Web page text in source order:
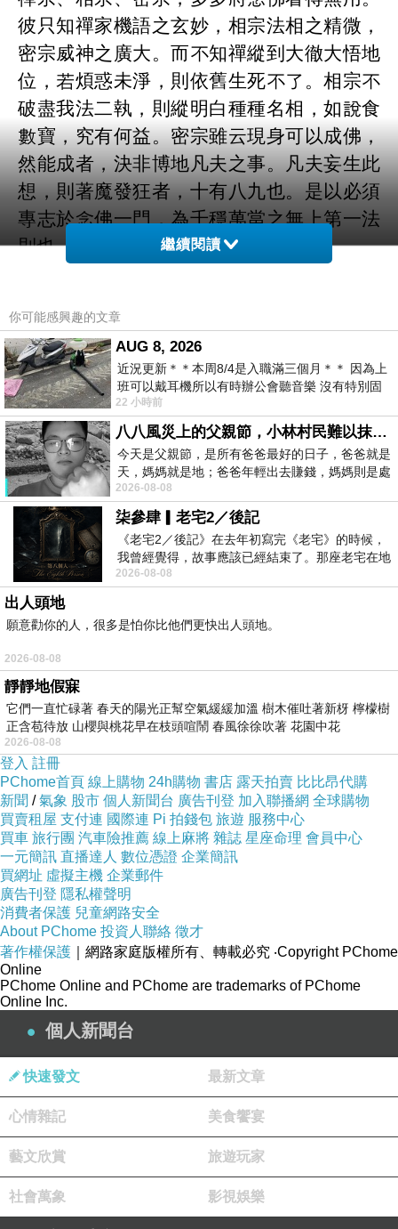
彼只知禪家機語之玄妙，相宗法相之精微，
密宗威神之廣大。而不知禪縱到大徹大悟地
位，若煩惑未淨，則依舊生死不了。相宗不
破盡我法二執，則縱明白種種名相，如說食
數寶，究有何益。密宗雖云現身可以成佛，
然能成者，決非博地凡夫之事。凡夫妄生此
想，則著魔發狂者，十有八九也。是以必須
專志於念佛一門，為千穩萬當之無上第一法
則也。（續）復姚維一書
譯文：近來的人常常好高騖遠，稍微有一點
聰明，便學禪宗、相宗、密宗，大多將唸佛
看作無用。他只知道禪家機語的玄妙，相宗
法相的精微，密宗威神的廣大，卻不知修禪
之人即使到大徹大悟的地位，若煩惑未盡，
則依舊不能了斷生死。相宗不破盡我法二
執，則即使明白種種名相，也如人只說食物
卻吃不到，只數珠寶卻得不到一樣，究竟有
什麼利益呢？密宗雖然說現身可以成佛，但
能修成的人，絕不關地上凡夫的事情。凡夫
妄生這種想法，則著魔發狂的，十有八九。
因此必須專志於唸佛一門，它是千穩萬當的
無上第一法則。
上一篇：「信願念佛」—印光大師文鈔菁華錄
下一篇：「信願念佛」—印光大師文鈔菁華錄
繼續閱讀
你可能感興趣的文章
AUG 8, 2026
近況更新＊＊本周8/4是入職滿三個月＊＊ 因為上
班可以戴耳機所以有時辦公會聽音樂 沒有特別固
定哪天但就是一周某一天會固定聽'90
22 小時前
八八風災上的父親節，小林村民難以抹滅的痛
今天是父親節，是所有爸爸最好的日子，爸爸就是
天，媽媽就是地；爸爸年輕出去賺錢，媽媽則是處
理家務，職業不分高低貴賤，只有人品才
2026-08-08
柒參肆▎老宅2／後記
《老宅2／後記》在去年初寫完《老宅》的時候，
我曾經覺得，故事應該已經結束了。那座老宅在地
震中倒塌，七個人終於離開那片黑暗，
2026-08-08
出人頭地
願意勸你的人，很多是怕你比他們更快出人頭地。
2026-08-08
靜靜地假寐
它們一直忙碌著 春天的陽光正幫空氣緩緩加溫 樹木催吐著新枒 檸檬樹
正含苞待放 山櫻與桃花早在枝頭喧鬧 春風徐徐吹著 花園中花
2026-08-08
登入 註冊
PChome首頁 線上購物 24h購物 書店 露天拍賣 比比昂代購
新聞 /氣象 股市 個人新聞台 廣告刊登 加入聯播網 全球購物
買賣租屋 支付連 國際連 Pi 拍錢包 旅遊 服務中心
買車 旅行團 汽車險推薦 線上麻將 雜誌 星座命理 會員中心
一元簡訊 直播達人 數位憑證 企業簡訊
買網址 虛擬主機 企業郵件
廣告刊登 隱私權聲明
消費者保護 兒童網路安全
About PChome 投資人聯絡 徵才
著作權保護 ｜網路家庭版權所有、轉載必究 ‧Copyright PChome
Online
PChome Online and PChome are trademarks of PChome
Online Inc.
個人新聞台
快速發文 最新文章
心情雜記 美食饗宴
藝文欣賞 旅遊玩家
社會萬象 影視娛樂